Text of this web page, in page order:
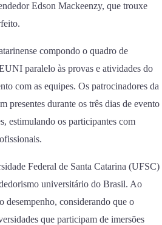
Edson Mackeenzy, que trouxe
compondo o quadro de
paralelo às provas e atividades do
com as equipes. Os patrocinadores da
presentes durante os três dias de evento
estimulando os participantes com
Federal de Santa Catarina (UFSC)
universitário do Brasil. Ao
desempenho, considerando que o
que participam de imersões